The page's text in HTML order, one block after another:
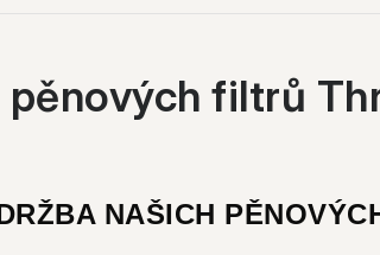
filtrů
NAŠICH